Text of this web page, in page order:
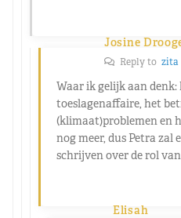
Josine
Reply to zita
Waar ik gelijk aan
toeslagenaffaire, het
(klimaat)problemen en
nog meer, dus Petra zal
schrijven over de rol
Elisah